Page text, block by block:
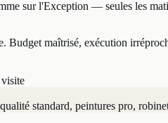
sur l'Exception — seules les
Budget maîtrisé, exécution
standard, peintures pro,